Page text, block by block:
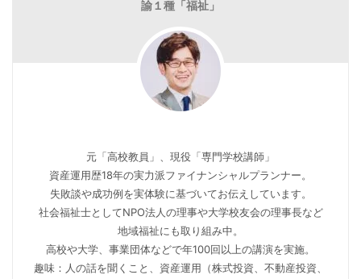
諭１種「福祉」
元「高校教員」、現役「専門学校講師」
資産運用歴18年の実力派ファイナンシャルプランナー。
失敗談や成功例を実体験に基づいてお伝えしています。
社会福祉士としてNPO法人の理事や大学校友会の理事長など
地域福祉にも取り組み中。
高校や大学、事業団体などで年100回以上の講演を実施。
趣味：人の話を聞くこと、資産運用（株式投資、不動産投資、